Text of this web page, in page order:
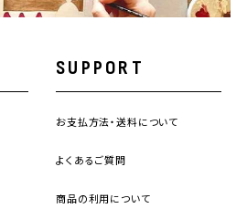
SUPPORT
お支払方法・送料について
よくあるご質問
商品の利用について